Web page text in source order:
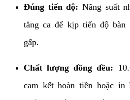
Đúng tiến độ: Năng suất
tăng ca để kịp tiến độ bàn
gấp.
Chất lượng đồng đều:
cam kết hoàn tiền hoặc in